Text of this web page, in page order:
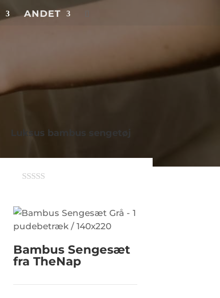
ANDET
Luksus bambus sengetøj
Bambus Sengesæt
fra TheNap